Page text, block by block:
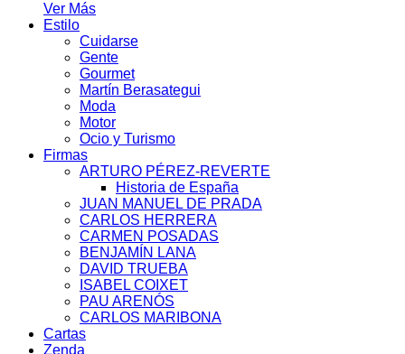
Ver Más
Estilo
Cuidarse
Gente
Gourmet
Martín Berasategui
Moda
Motor
Ocio y Turismo
Firmas
ARTURO PÉREZ-REVERTE
Historia de España
JUAN MANUEL DE PRADA
CARLOS HERRERA
CARMEN POSADAS
BENJAMÍN LANA
DAVID TRUEBA
ISABEL COIXET
PAU ARENÓS
CARLOS MARIBONA
Cartas
Zenda